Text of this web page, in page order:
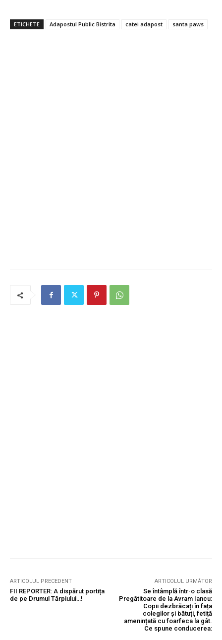
ETICHETE Adapostul Public Bistrita catei adapost santa paws
ARTICOLUL PRECEDENT
FII REPORTER: A dispărut portița
de pe Drumul Tărpiului…!
ARTICOLUL URMĂTOR
Se întâmplă într-o clasă
Pregătitoare de la Avram Iancu:
Copii dezbrăcați în fața
colegilor și bătuți, fetiță
amenințată cu foarfeca la gât.
Ce spune conducerea: